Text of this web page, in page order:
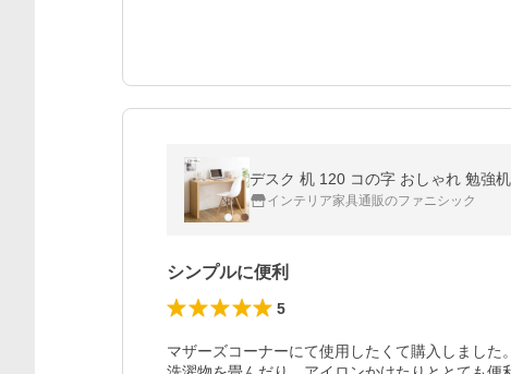
デスク 机 120 コの字 おしゃれ 勉強
インテリア家具通販のファニシック
シンプルに便利
5
マザーズコーナーにて使用したくて購入しました。